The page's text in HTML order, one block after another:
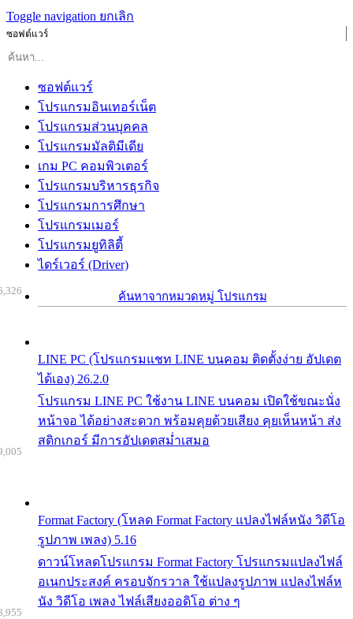
Toggle navigation ยกเลิก
ซอฟต์แวร์
ซอฟต์แวร์
โปรแกรมอินเทอร์เน็ต
โปรแกรมส่วนบุคคล
โปรแกรมมัลติมีเดีย
เกม PC คอมพิวเตอร์
โปรแกรมบริหารธุรกิจ
โปรแกรมการศึกษา
โปรแกรมเมอร์
โปรแกรมยูทิลิตี้
ไดร์เวอร์ (Driver)
ค้นหาจากหมวดหมู่ โปรแกรม
LINE PC (โปรแกรมแชท LINE บนคอม ติดตั้งง่าย อัปเดต
ได้เอง) 26.2.0
โปรแกรม LINE PC ใช้งาน LINE บนคอม เปิดใช้ขณะนั่ง
หน้าจอ ได้อย่างสะดวก พร้อมคุยด้วยเสียง คุยเห็นหน้า ส่ง
สติกเกอร์ มีการอัปเดตสม่ำเสมอ
Format Factory (โหลด Format Factory แปลงไฟล์หนัง วิดีโอ
รูปภาพ เพลง) 5.16
ดาวน์โหลดโปรแกรม Format Factory โปรแกรมแปลงไฟล์
อเนกประสงค์ ครอบจักรวาล ใช้แปลงรูปภาพ แปลงไฟล์ห
นัง วิดีโอ เพลง ไฟล์เสียงออดิโอ ต่าง ๆ